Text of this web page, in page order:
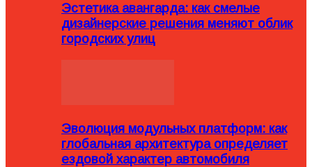
Эстетика авангарда: как смелые
дизайнерские решения меняют облик
городских улиц
Эволюция модульных платформ: как
глобальная архитектура определяет
ездовой характер автомобиля